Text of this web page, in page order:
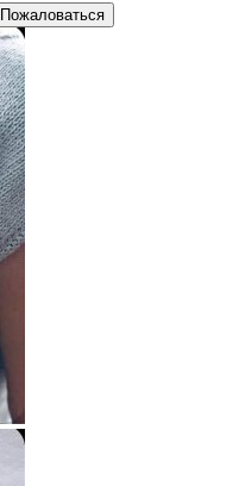
Пожаловаться